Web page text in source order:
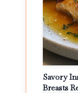
Savory
Breasts